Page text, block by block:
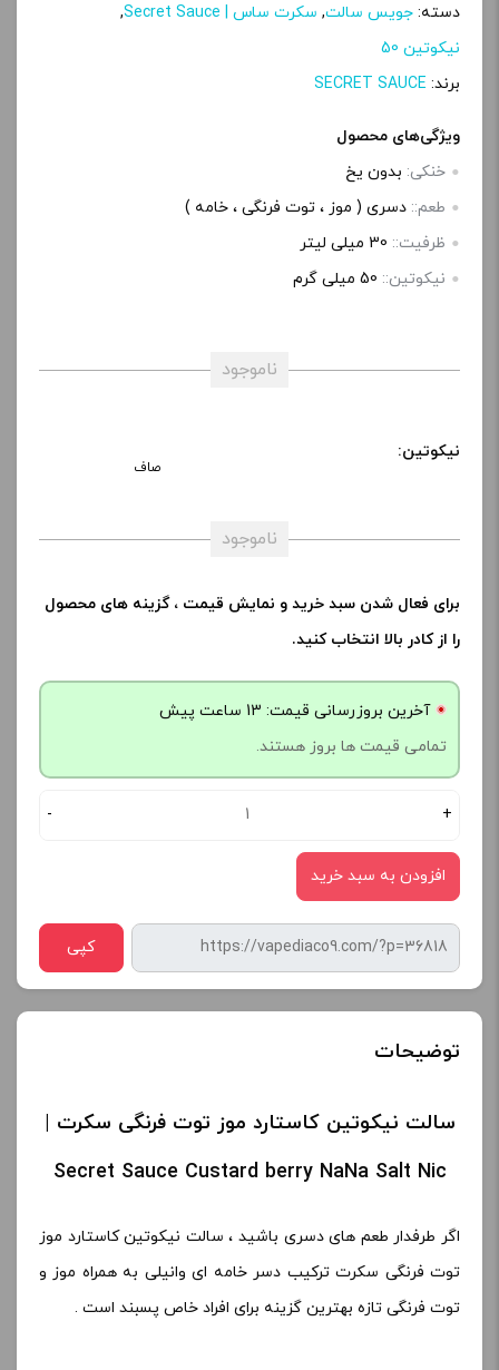
دسته: جویس سالت, سکرت ساس | Secret Sauce
,
نیکوتین 50
برند: SECRET SAUCE
ویژگی‌های محصول
خنکی: بدون یخ
طعم:: دسری ( موز ، توت فرنگی ، خامه )
ظرفیت:: 30 میلی‌ لیتر
نیکوتین:: 50 میلی گرم
ناموجود
نیکوتین:
صاف
ناموجود
برای فعال شدن سبد خرید و نمایش قیمت ، گزینه های محصول
را از کادر بالا انتخاب کنید.
آخرین بروزرسانی قیمت: 13 ساعت پیش
تمامی قیمت ها بروز هستند.
- +
افزودن به سبد خرید
کپی
توضیحات
سالت نیکوتین کاستارد موز توت فرنگی سکرت |
Secret Sauce Custard berry NaNa Salt Nic
اگر طرفدار طعم های دسری باشید ، سالت نیکوتین کاستارد موز
توت فرنگی سکرت ترکیب دسر خامه ای وانیلی به همراه موز و
توت فرنگی تازه بهترین گزینه برای افراد خاص پسبند است .